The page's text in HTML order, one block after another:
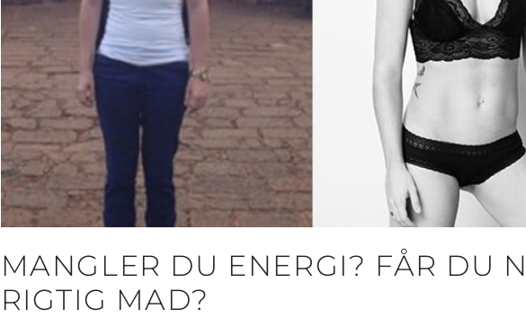
MANGLER DU ENERGI? FÅR DU
RIGTIG MAD?